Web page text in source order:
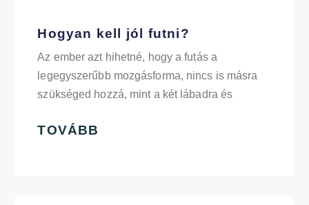
Hogyan kell jól futni?
Az ember azt hihetné, hogy a futás a
legegyszerűbb mozgásforma, nincs is másra
szükséged hozzá, mint a két lábadra és
TOVÁBB